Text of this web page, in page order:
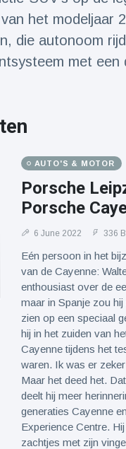
het modeljaar
die autonoom
met
AUTO'S & MOTOR
Porsche
Porsche
6 June 2022 336
Eén persoon in het
van de Cayenne:
enthousiast over de
maar in Spanje zou
zien op een speciaal
hij in het zuiden van
Cayenne tijdens het
waren. Ik was er
Maar het deed het.
deelt hij meer
generaties Cayenne
Experience Centre.
zachtjes met zijn